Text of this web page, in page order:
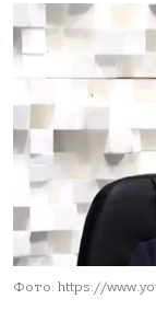
Фото: https://